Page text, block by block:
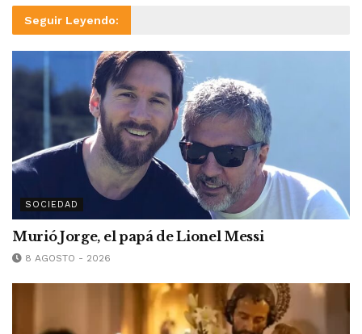
Seguir Leyendo:
SOCIEDAD
Murió Jorge, el papá de Lionel Messi
8 AGOSTO - 2026